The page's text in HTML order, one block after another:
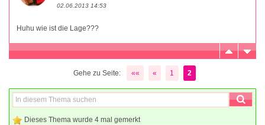
02.06.2013 14:53
Huhu wie ist die Lage???
Gehe zu Seite: «« « 1 2
Dieses Thema wurde 4 mal gemerkt